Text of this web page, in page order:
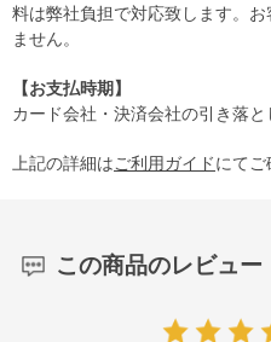
料は弊社負担で対応致します。
ません。
【お支払時期】
カード会社・決済会社の引き落と
上記の詳細はご利用ガイドにてご
この商品のレビュー